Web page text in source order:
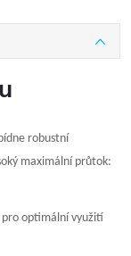
robustní
maximální průtok:
pro optimální využití